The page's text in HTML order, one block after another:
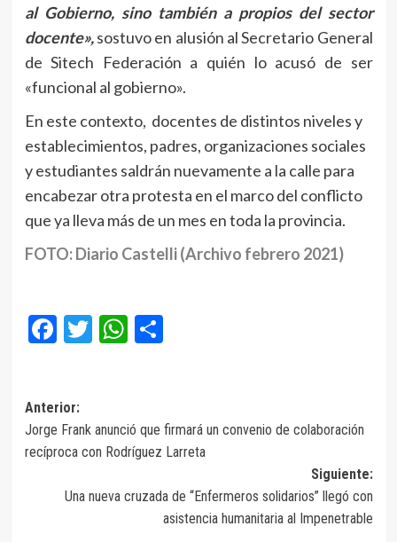
al Gobierno, sino también a propios del sector
docente»,sostuvo en alusión al Secretario General
de Sitech Federación a quién lo acusó de ser
«funcional al gobierno».
En este contexto, docentes de distintos niveles y
establecimientos, padres, organizaciones sociales
y estudiantes saldrán nuevamente a la calle para
encabezar otra protesta en el marco del conflicto
que ya lleva más de un mes en toda la provincia.
FOTO: Diario Castelli (Archivo febrero 2021)
Facebook
Twitter
WhatsApp
Compartir
Navegación
de
entradas
Anterior:
Jorge Frank anunció que firmará un convenio de colaboración
recíproca con Rodríguez Larreta
Siguiente:
Una nueva cruzada de “Enfermeros solidarios” llegó con
asistencia humanitaria al Impenetrable